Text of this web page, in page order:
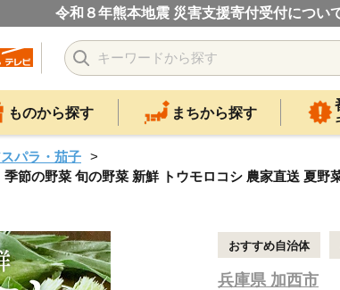
令和８年熊本地震 災害支援寄付受付につい
ものから探す まちから探す
パラ・茄子
節の野菜 旬の野菜 新鮮 トウモロコシ 農家直送 夏野
おすすめ自治体
兵庫県 加西市